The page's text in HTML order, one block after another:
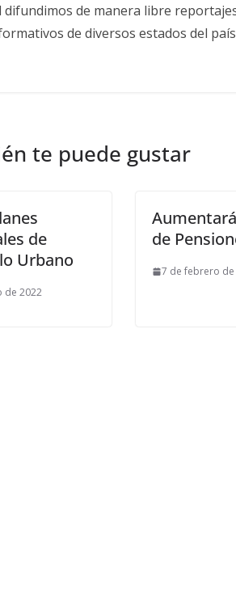
de manera libre
de diversos estados del
te puede gustar
de
Urbano
de 2022
de
7 de febrero de